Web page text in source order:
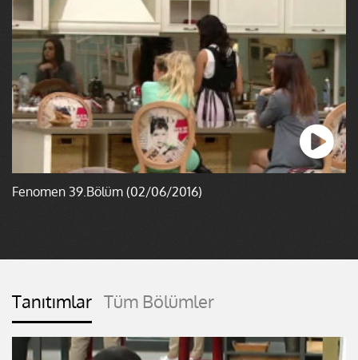
Fenomen 39.Bölüm (02/06/2016)
Tanıtımlar Tüm Bölümler